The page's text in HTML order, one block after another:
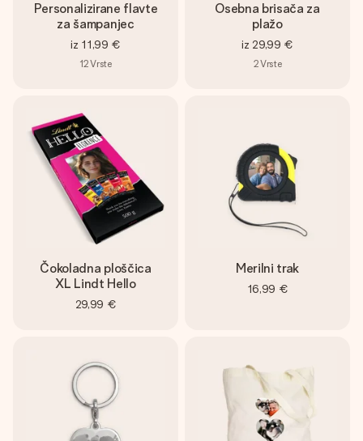
Personalizirane flavte
za šampanjec
iz 11,99 €
12Vrste
Osebna brisača za
plažo
iz 29,99 €
2Vrste
Čokoladna ploščica
XL Lindt Hello
29,99 €
Merilni trak
16,99 €